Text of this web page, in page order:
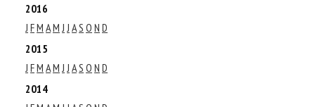
2016
J FM AM J J AS O N D
2015
J FM AM J J AS O N D
2014